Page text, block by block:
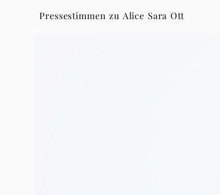
Pressestimmen zu Alice Sara Ott